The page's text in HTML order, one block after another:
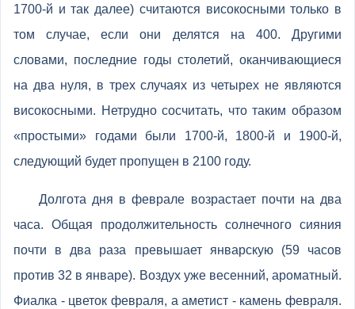
1700-й и так далее) считаются високосными только в
том случае, если они делятся на 400. Другими
словами, последние годы столетий, оканчивающиеся
на два нуля, в трех случаях из четырех не являются
високосными. Нетрудно сосчитать, что таким образом
«простыми» годами были 1700-й, 1800-й и 1900-й,
следующий будет пропущен в 2100 году.
Долгота дня в феврале возрастает почти на два
часа. Общая продолжительность солнечного сияния
почти в два раза превышает январскую (59 часов
против 32 в январе). Воздух уже весенний, ароматный.
Фиалка - цветок февраля, а аметист - камень февраля.